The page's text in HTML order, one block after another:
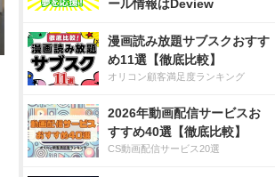
ール情報はDeview
漫画読み放題サブスクおすす
め11選【徹底比較】
オリコン顧客満足度ランキング
2026年動画配信サービスお
すすめ40選【徹底比較】
CS動画配信サービス20選